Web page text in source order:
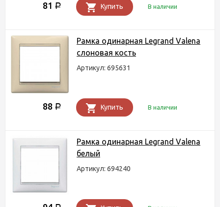
81 Р Купить В наличии
Рамка одинарная Legrand Valena
слоновая кость
Артикул: 695631
88 Р Купить В наличии
Рамка одинарная Legrand Valena
белый
Артикул: 694240